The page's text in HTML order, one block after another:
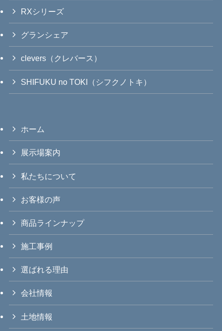
RXシリーズ
グランシェア
clevers（クレバース）
SHIFUKU no TOKI（シフクノトキ）
ホーム
展示場案内
私たちについて
お客様の声
商品ラインナップ
施工事例
選ばれる理由
会社情報
土地情報